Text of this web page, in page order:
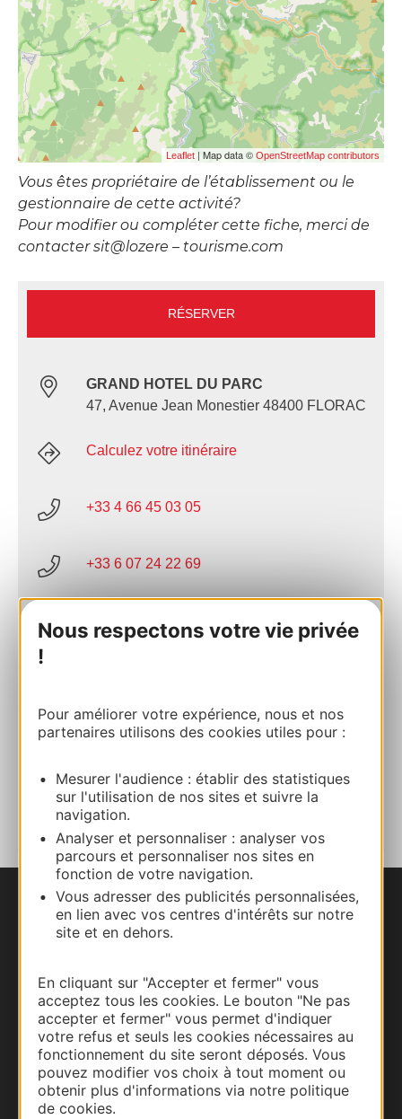
Nous respectons votre vie privée
!
Pour améliorer votre expérience, nous et nos
partenaires utilisons des cookies utiles pour :
Mesurer l'audience : établir des statistiques
sur l'utilisation de nos sites et suivre la
navigation.
Analyser et personnaliser : analyser vos
parcours et personnaliser nos sites en
fonction de votre navigation.
Vous adresser des publicités personnalisées,
en lien avec vos centres d'intérêts sur notre
site et en dehors.
En cliquant sur "Accepter et fermer" vous
acceptez tous les cookies. Le bouton "Ne pas
accepter et fermer" vous permet d'indiquer
votre refus et seuls les cookies nécessaires au
fonctionnement du site seront déposés. Vous
pouvez modifier vos choix à tout moment ou
obtenir plus d'informations via notre politique
de cookies.
Leaflet| Map data © OpenStreetMap contributors
Vous êtes propriétaire de l’établissement ou le
gestionnaire de cette activité?
Pour modifier ou compléter cette fiche, merci de
contacter sit@lozere – tourisme.com
RÉSERVER
GRAND HOTEL DU PARC
47, Avenue Jean Monestier 48400 FLORAC
Calculez votre itinéraire
+33 4 66 45 03 05
+33 6 07 24 22 69
Facebook
AJOUTER
AU CARNET
Nous contacter
Documentation